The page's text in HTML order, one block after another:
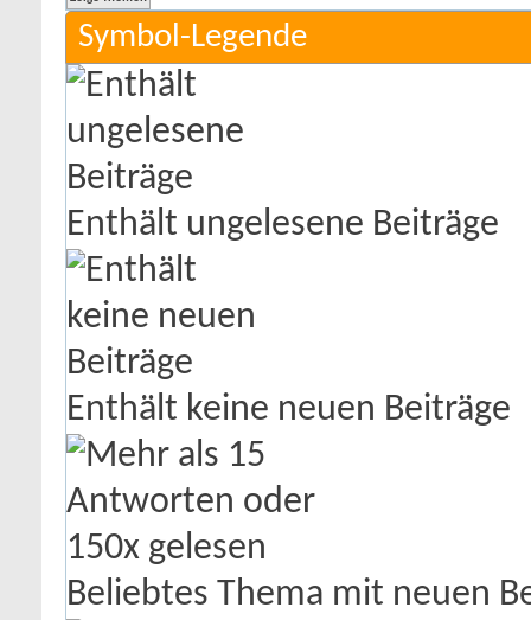
Symbol-Legende
Enthält ungelesene Beiträge
Enthält keine neuen Beiträge
Beliebtes Thema mit neuen